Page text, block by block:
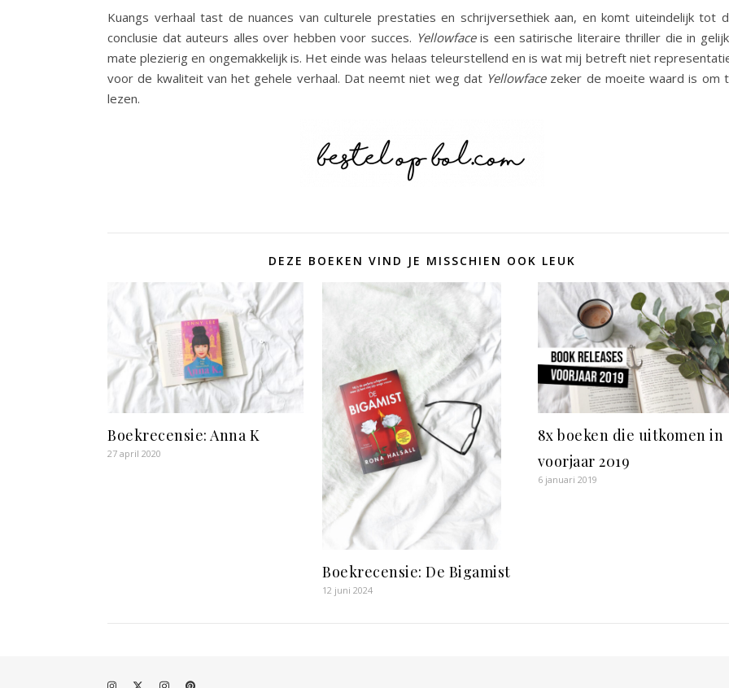
Kuangs verhaal tast de nuances van culturele prestaties en schrijversethiek aan, en komt uiteindelijk tot
conclusie dat auteurs alles over hebben voor succes. Yellowfaceis een satirische literaire thriller die in
mate plezierig en ongemakkelijk is. Het einde was helaas teleurstellend en is wat mij betreft niet
voor de kwaliteit van het gehele verhaal. Dat neemt niet weg dat Yellowfacezeker de moeite waard is om
lezen.
DEZE BOEKEN VIND JE MISSCHIEN OOK LEUK
Boekrecensie: Anna K
27 april 2020
Boekrecensie: De Bigamist
12 juni 2024
8x boeken die uitkomen in
voorjaar 2019
6 januari 2019